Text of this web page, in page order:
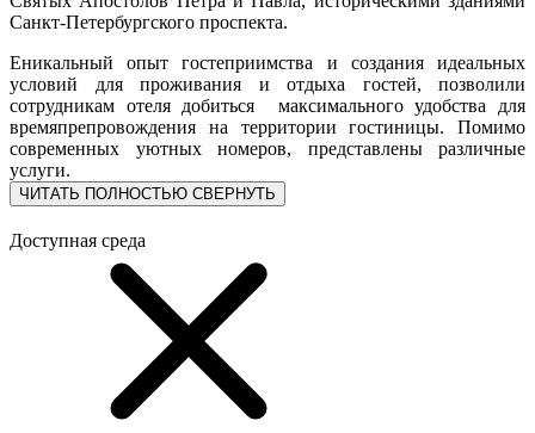
Санкт-Петербургского проспекта.
Eникальный опыт гостеприимства и создания идеальных
условий для проживания и отдыха гостей, позволили
сотрудникам отеля добиться максимального удобства для
времяпрепровождения на территории гостиницы. Помимо
современных уютных номеров, представлены различные
услуги.
ЧИТАТЬ ПОЛНОСТЬЮ СВЕРНУТЬ
Доступная среда